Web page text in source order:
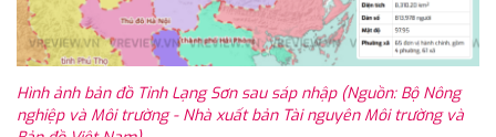
Hình ảnh bản đồ Tỉnh Lạng Sơn sau sáp nhập (Nguồn: Bộ Nông
nghiệp và Môi trường - Nhà xuất bản Tài nguyên Môi trường và